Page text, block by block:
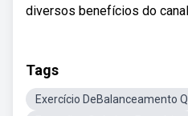
diversos benefícios do
Tags
Exercício DeBalanceamento